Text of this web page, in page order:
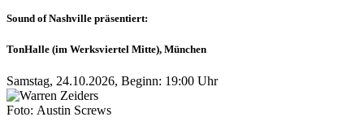
Sound of Nashville präsentiert:
TonHalle (im Werksviertel Mitte), München
Samstag, 24.10.2026, Beginn: 19:00 Uhr
Foto: Austin Screws